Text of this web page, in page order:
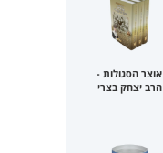
אוצר הסגולות -
הרב יצחק בצרי